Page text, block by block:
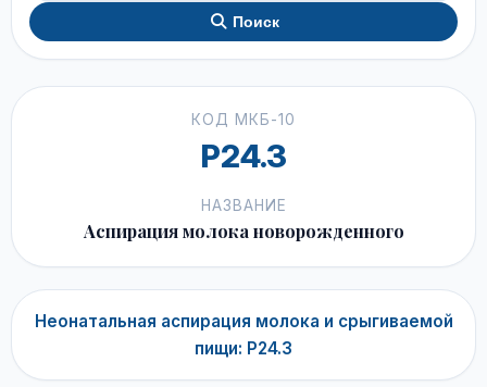
Поиск
КОД МКБ-10
P24.3
НАЗВАНИЕ
Аспирация молока новорожденного
Неонатальная аспирация молока и срыгиваемой
пищи: P24.3